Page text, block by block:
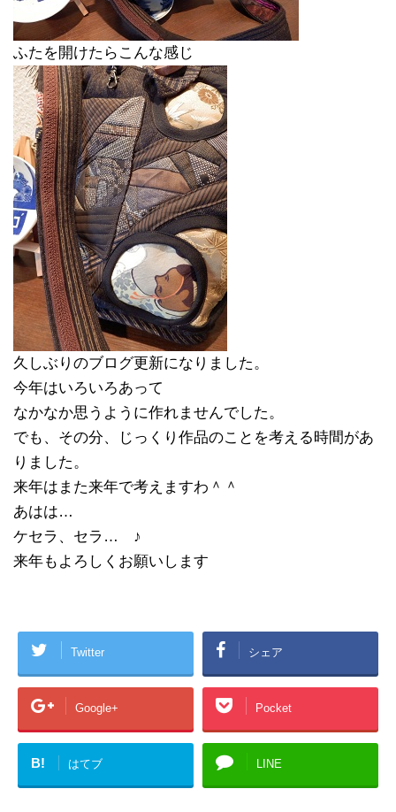
ふたを開けたらこんな感じ
久しぶりのブログ更新になりました。
今年はいろいろあって
なかなか思うように作れませんでした。
でも、その分、じっくり作品のことを考える時間があ
りました。
来年はまた来年で考えますわ＾＾
あはは…
ケセラ、セラ… ♪
来年もよろしくお願いします
Twitter シェア
Google+ Pocket
B! はてブ LINE